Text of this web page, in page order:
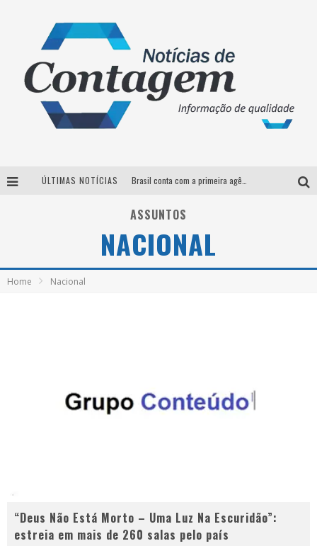
ÚLTIMAS NOTÍCIAS
Suzy Brasil desembarca em Belo Horizonte nesta quinta-feira com o espetáculo “Uma Noite Horripilante”
ASSUNTOS
NACIONAL
Home Nacional
“Deus Não Está Morto – Uma Luz Na Escuridão”:
estreia em mais de 260 salas pelo país